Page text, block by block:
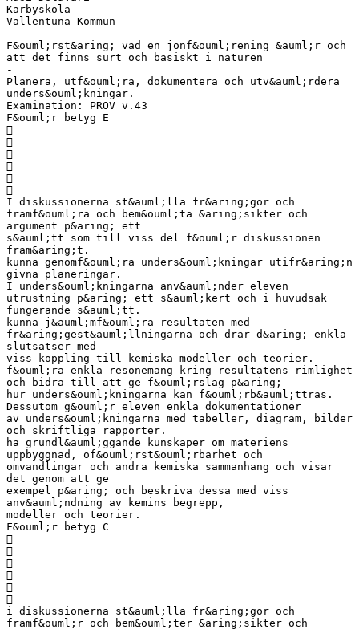
Karbyskola
Vallentuna Kommun
-
F&ouml;rst&aring; vad en jonf&ouml;rening &auml;r och
att det finns surt och basiskt i naturen
-
Planera, utf&ouml;ra, dokumentera och utv&auml;rdera
unders&ouml;kningar.
Examination: PROV v.43
F&ouml;r betyg E






I diskussionerna st&auml;lla fr&aring;gor och
framf&ouml;ra och bem&ouml;ta &aring;sikter och
argument p&aring; ett
s&auml;tt som till viss del f&ouml;r diskussionen
fram&aring;t.
kunna genomf&ouml;ra unders&ouml;kningar utifr&aring;n
givna planeringar.
I unders&ouml;kningarna anv&auml;nder eleven
utrustning p&aring; ett s&auml;kert och i huvudsak
fungerande s&auml;tt.
kunna j&auml;mf&ouml;ra resultaten med
fr&aring;gest&auml;llningarna och drar d&aring; enkla
slutsatser med
viss koppling till kemiska modeller och teorier.
f&ouml;ra enkla resonemang kring resultatens rimlighet
och bidra till att ge f&ouml;rslag p&aring;
hur unders&ouml;kningarna kan f&ouml;rb&auml;ttras.
Dessutom g&ouml;r eleven enkla dokumentationer
av unders&ouml;kningarna med tabeller, diagram, bilder
och skriftliga rapporter.
ha grundl&auml;ggande kunskaper om materiens
uppbyggnad, of&ouml;rst&ouml;rbarhet och
omvandlingar och andra kemiska sammanhang och visar
det genom att ge
exempel p&aring; och beskriva dessa med viss
anv&auml;ndning av kemins begrepp,
modeller och teorier.
F&ouml;r betyg C






i diskussionerna st&auml;lla fr&aring;gor och
framf&ouml;r och bem&ouml;ter &aring;sikter och